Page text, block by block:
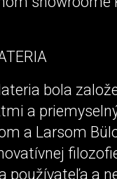
bola
a
a Larsom
používateľa a